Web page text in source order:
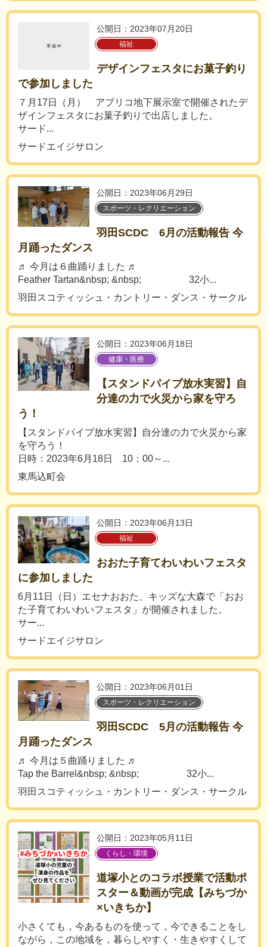
公開日：2023年07月20日
福祉
デザインフェスタにお菓子釣り
で参加しました
７月17日（月） アプリコ地下展示室で開催されたデ
ザインフェスタにお菓子釣りで出店しました。
サード...
サードエイジサロン
公開日：2023年06月29日
スポーツ・レクリエーション
羽田SCDC 6月の活動報告 今
月踊ったダンス
♬ 今月は６曲踊りました ♬
Feather Tartan&nbsp; &nbsp; 32小...
羽田スコティッシュ・カントリー・ダンス・サークル
公開日：2023年06月18日
健康・医療
【スタンドパイプ放水実習】自
分達の力で火災から家を守ろ
う！
【スタンドパイプ放水実習】自分達の力で火災から家
を守ろう！
日時：2023年6月18日 10：00～...
東馬込町会
公開日：2023年06月13日
福祉
おおた子育てわいわいフェスタ
に参加しました
6月11日（日）エセナおおた、キッズな大森で「おお
た子育てわいわいフェスタ」が開催されました。
サー...
サードエイジサロン
公開日：2023年06月01日
スポーツ・レクリエーション
羽田SCDC 5月の活動報告 今
月踊ったダンス
♬ 今月は５曲踊りました ♬
Tap the Barrel&nbsp; &nbsp; 32小...
羽田スコティッシュ・カントリー・ダンス・サークル
公開日：2023年05月11日
くらし・環境
道塚小とのコラボ授業で活動ポ
スター＆動画が完成【みちづか
×いきちか】
小さくても，今あるものを使って，今できることをし
ながら，この地域を，暮らしやすく・生きやすくして